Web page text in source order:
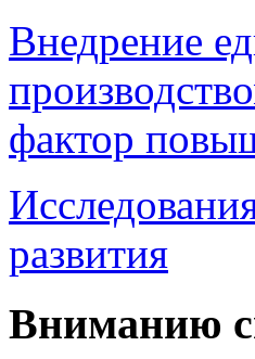
Внедрение
фактор
развития
Вниманию